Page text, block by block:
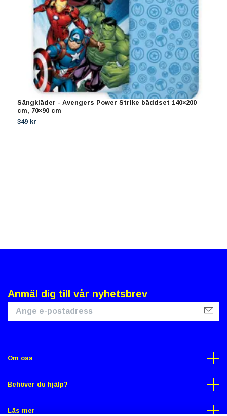
Sängkläder - Avengers Power Strike bäddset 140×200
cm, 70×90 cm
349 kr
Anmäl dig till vår nyhetsbrev
Om oss
Behöver du hjälp?
Läs mer